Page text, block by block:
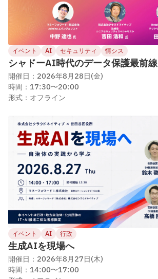
イベント AI セキュリティ 情シス
シャドーAI時代のデータ保護最前線
開催日：2026年8月28日(金)
時間：17:30〜20:00
形式：オフライン
イベント AI 行政
生成AIを現場へ
開催日：2026年8月27日(木)
時間：14:00〜17:00